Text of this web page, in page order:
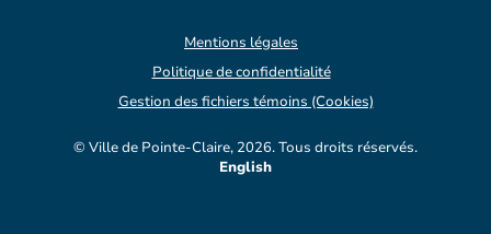
© Ville de Pointe-Claire, 2026. Tous droits réservés.
Mentions légales
Politique de confidentialité
Gestion des fichiers témoins (Cookies)
English